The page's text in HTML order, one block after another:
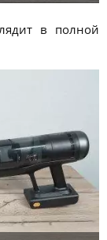
в полной